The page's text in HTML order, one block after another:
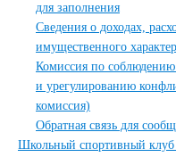
для заполнения
Сведения о доходах,
имущественного
Комиссия по
и урегулированию
комиссия)
Обратная связь для
Школьный спортивный